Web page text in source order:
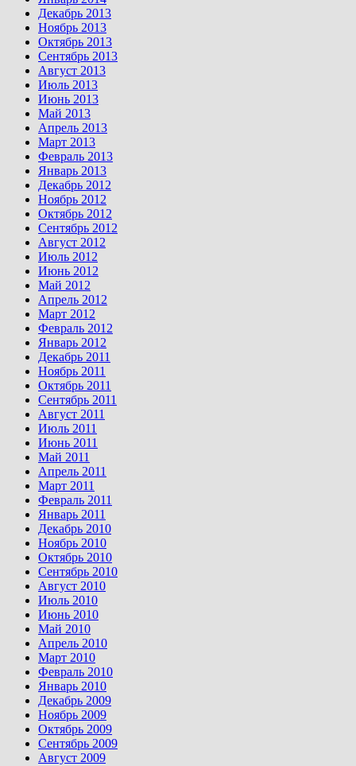
Декабрь 2013
Ноябрь 2013
Октябрь 2013
Сентябрь 2013
Август 2013
Июль 2013
Июнь 2013
Май 2013
Апрель 2013
Март 2013
Февраль 2013
Январь 2013
Декабрь 2012
Ноябрь 2012
Октябрь 2012
Сентябрь 2012
Август 2012
Июль 2012
Июнь 2012
Май 2012
Апрель 2012
Март 2012
Февраль 2012
Январь 2012
Декабрь 2011
Ноябрь 2011
Октябрь 2011
Сентябрь 2011
Август 2011
Июль 2011
Июнь 2011
Май 2011
Апрель 2011
Март 2011
Февраль 2011
Январь 2011
Декабрь 2010
Ноябрь 2010
Октябрь 2010
Сентябрь 2010
Август 2010
Июль 2010
Июнь 2010
Май 2010
Апрель 2010
Март 2010
Февраль 2010
Январь 2010
Декабрь 2009
Ноябрь 2009
Октябрь 2009
Сентябрь 2009
Август 2009